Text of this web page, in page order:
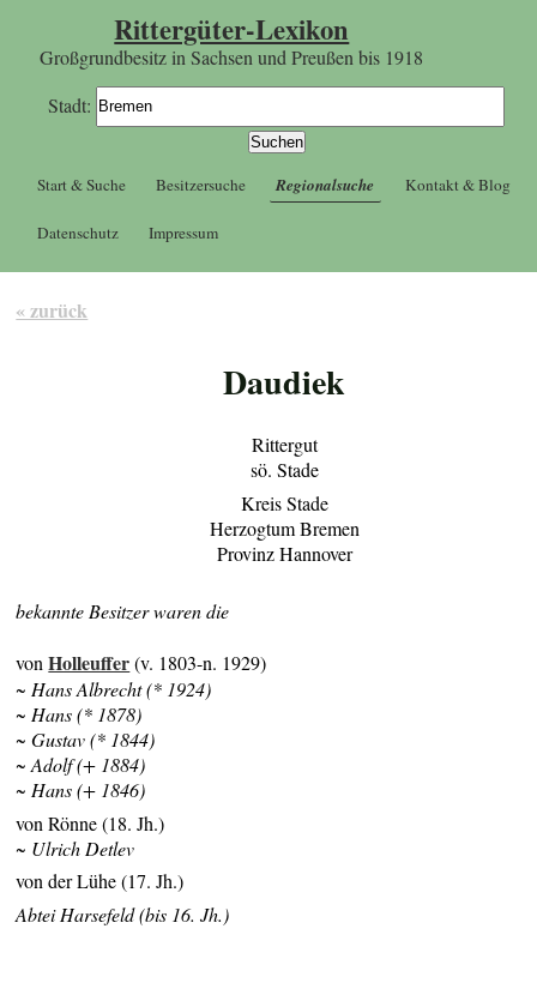
Rittergüter-Lexikon
Großgrundbesitz in Sachsen und Preußen bis 1918
Stadt:
Start & Suche Besitzersuche Regionalsuche Kontakt & Blog
Datenschutz Impressum
« zurück
Daudiek
Rittergut
sö. Stade
Kreis Stade
Herzogtum Bremen
Provinz Hannover
bekannte Besitzer waren die
vonHolleuffer(v. 1803-n. 1929)
~ Hans Albrecht (* 1924)
~ Hans (* 1878)
~ Gustav (* 1844)
~ Adolf (+ 1884)
~ Hans (+ 1846)
von Rönne (18. Jh.)
~ Ulrich Detlev
von der Lühe (17. Jh.)
Abtei Harsefeld (bis 16. Jh.)